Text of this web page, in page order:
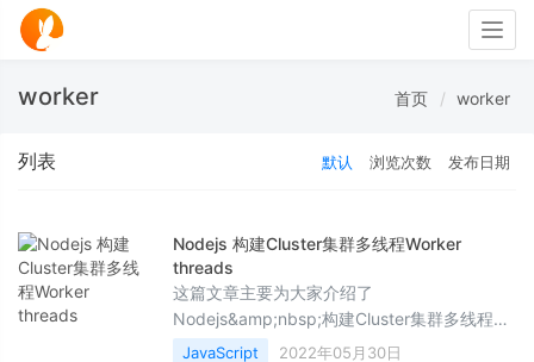
worker 首页 worker
列表 默认 浏览次数 发布日期
Nodejs 构建Cluster集群多线程Worker
threads
这篇文章主要为大家介绍了
Nodejs&amp;nbsp;构建Cluster集群多线程
Worker&amp;nbsp;threads示例详解，有需要
JavaScript 2022年05月30日